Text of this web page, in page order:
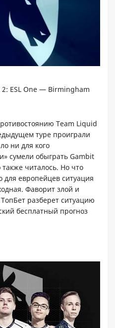
2: ESL One — Birmingham
Team Liquid
туре проиграли
ни для кого
сумели обыграть Gambit
также читалось. Но что
для европейцев ситуация
Фаворит злой и
разберет ситуацию
бесплатный прогноз